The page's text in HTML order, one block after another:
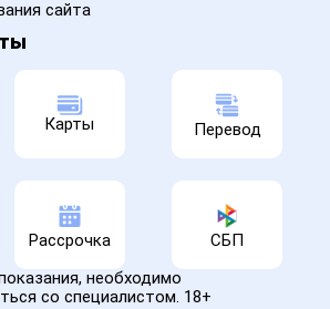
сайта
необходимо
со специалистом. 18+
Карты Перевод
Рассрочка СБП